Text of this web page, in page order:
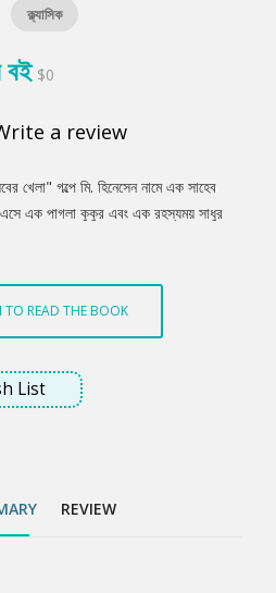
ক্ল্যাসিক
বই $0
a review
খেলা" গল্পে মি. হিনেসেন নামে এক সাহেব
এক পাগলা কুকুর এবং এক রহস্যময় সাধুর
পূর্বাভাস দেন, যা তিনি খুব একটা পাত্তা
খোলা চোখে যা দেখি তার বাইরেও আছে অন্য
নসিবের খেলা?
TO READ THE BOOK
List
REVIEW